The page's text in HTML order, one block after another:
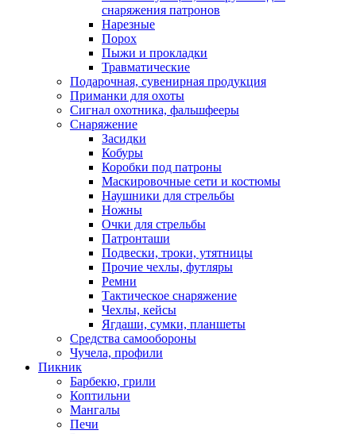
снаряжения патронов
Нарезные
Порох
Пыжи и прокладки
Травматические
Подарочная, сувенирная продукция
Приманки для охоты
Сигнал охотника, фальшфееры
Снаряжение
Засидки
Кобуры
Коробки под патроны
Маскировочные сети и костюмы
Наушники для стрельбы
Ножны
Очки для стрельбы
Патронташи
Подвески, троки, утятницы
Прочие чехлы, футляры
Ремни
Тактическое снаряжение
Чехлы, кейсы
Ягдаши, сумки, планшеты
Средства самообороны
Чучела, профили
Пикник
Барбекю, грили
Коптильни
Мангалы
Печи